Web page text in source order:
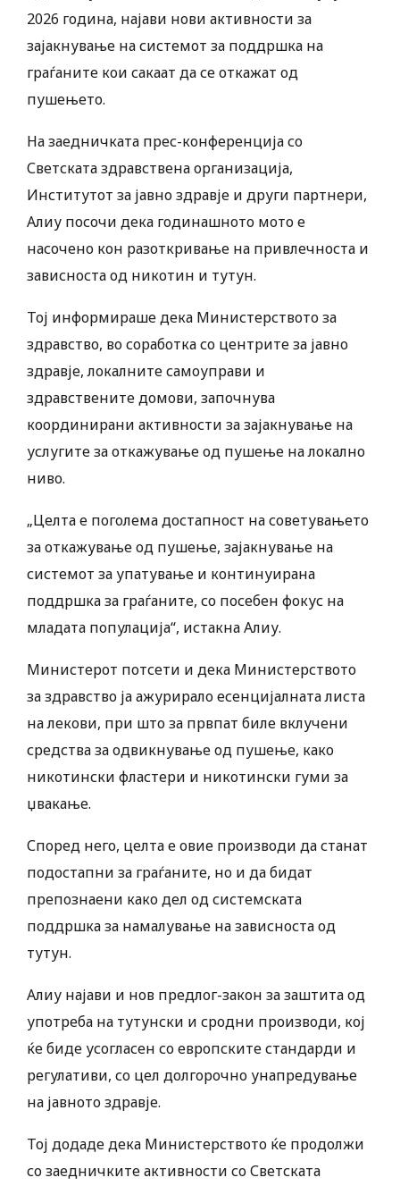
2026 година, најави нови активности за
зајакнување на системот за поддршка на
граѓаните кои сакаат да се откажат од
пушењето.
На заедничката прес-конференција со
Светската здравствена организација,
Институтот за јавно здравје и други партнери,
Алиу посочи дека годинашното мото е
насочено кон разоткривање на привлечноста и
зависноста од никотин и тутун.
Тој информираше дека Министерството за
здравство, во соработка со центрите за јавно
здравје, локалните самоуправи и
здравствените домови, започнува
координирани активности за зајакнување на
услугите за откажување од пушење на локално
ниво.
„Целта е поголема достапност на советувањето
за откажување од пушење, зајакнување на
системот за упатување и континуирана
поддршка за граѓаните, со посебен фокус на
младата популација“, истакна Алиу.
Министерот потсети и дека Министерството
за здравство ја ажурирало есенцијалната листа
на лекови, при што за првпат биле вклучени
средства за одвикнување од пушење, како
никотински фластери и никотински гуми за
џвакање.
Според него, целта е овие производи да станат
подостапни за граѓаните, но и да бидат
препознаени како дел од системската
поддршка за намалување на зависноста од
тутун.
Алиу најави и нов предлог-закон за заштита од
употреба на тутунски и сродни производи, кој
ќе биде усогласен со европските стандарди и
регулативи, со цел долгорочно унапредување
на јавното здравје.
Тој додаде дека Министерството ќе продолжи
со заедничките активности со Светската